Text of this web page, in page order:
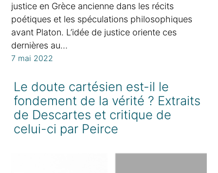
justice en Grèce ancienne dans les récits
poétiques et les spéculations philosophiques
avant Platon. L’idée de justice oriente ces
dernières au…
7 mai 2022
Le doute cartésien est-il le
fondement de la vérité ? Extraits
de Descartes et critique de
celui-ci par Peirce